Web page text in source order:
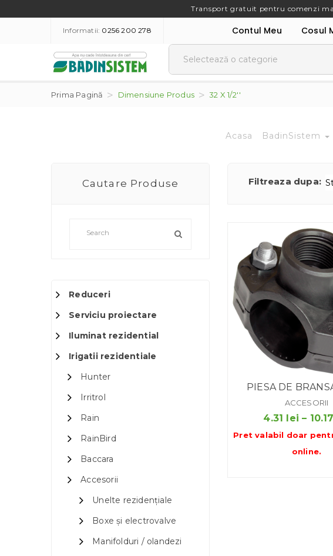
Transport gratuit pentru comenzi
Informatii: 0256 200 278 Contul Meu Cosul
Prima Pagină Dimensiune Produs 32 X 1/2''
Acasa BadinSistem
Cautare Produse
Reduceri
Serviciu proiectare
Iluminat rezidential
Irigatii rezidentiale
Hunter
Irritrol
Rain
RainBird
Baccara
Accesorii
Unelte rezidențiale
Boxe și electrovalve
Manifolduri / olandezi
Filtreaza dupa:
PIESA DE
ACCESORII
4.31 lei – 10.17
Pret valabil doar
online.